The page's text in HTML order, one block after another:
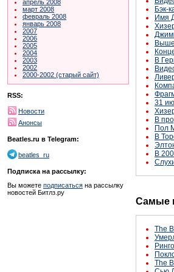
апрель 2008
март 2008
февраль 2008
январь 2008
2007
2006
2005
2004
2003
2002
2000-2002 (старый сайт)
RSS:
Новости
Анонсы
Beatles.ru в Telegram:
beatles_ru
Подписка на рассылку:
Вы можете подписаться на рассылку
новостей Битлз.ру
Бэк-
Имя
В
31
В
Пол
В
В
Самые
The
The